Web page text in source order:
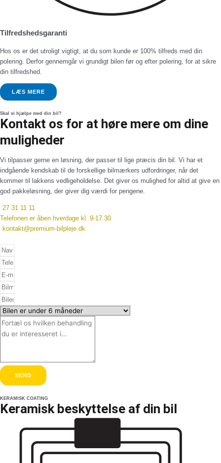
Tilfredshedsgaranti
Hos os er det utroligt vigtigt, at du som kunde er 100% tilfreds med din
polering. Derfor gennemgår vi grundigt bilen før og efter polering, for at sikre
din tilfredshed.
LÆS MERE
Skal vi hjælpe med din bil?
Kontakt os for at høre mere om dine
muligheder
Vi tilpasser gerne en løsning, der passer til lige præcis din bil. Vi har et
indgående kendskab til de forskellige bilmærkers udfordringer, når det
kommer til lakkens vedligeholdelse. Det giver os mulighed for altid at give en
god pakkeløsning, der giver dig værdi for pengene.
27 31 11 11
Telefonen er åben hverdage kl. 9-17.30
kontakt@premium-bilpleje.dk
SEND
KERAMISK COATING​
Keramisk beskyttelse af din bil